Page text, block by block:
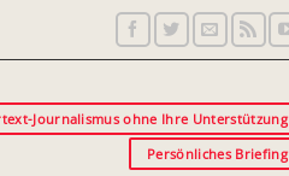
Journalismus ohne Ihre Unterstützung
Persönliches Briefing